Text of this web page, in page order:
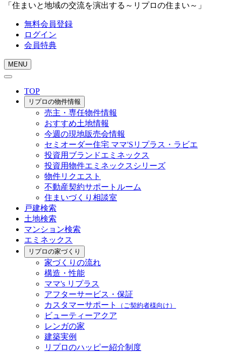
「住まいと地域の交流を演出する～リプロの住まい～」
無料会員登録
ログイン
会員特典
MENU
TOP
リプロの物件情報
売主・専任物件情報
おすすめ土地情報
今週の現地販売会情報
セミオーダー住宅 ママ'Sリプラス・ラビエ
投資用ブランドエミネックス
投資用物件エミネックスシリーズ
物件リクエスト
不動産契約サポートルーム
住まいづくり相談室
戸建検索
土地検索
マンション検索
エミネックス
リプロの家づくり
家づくりの流れ
構造・性能
ママ's リプラス
アフターサービス・保証
カスタマーサポート
（ご契約者様向け）
ビューティーアクア
レンガの家
建築実例
リプロのハッピー紹介制度